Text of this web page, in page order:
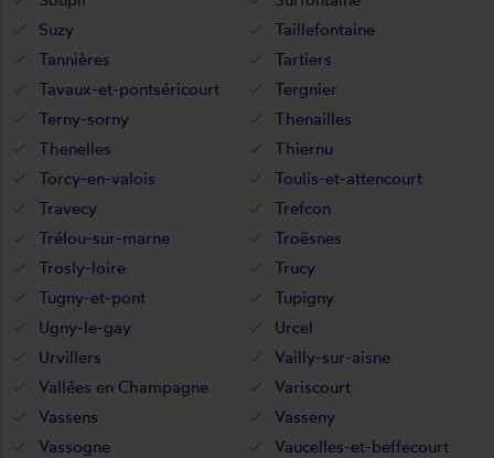
Suzy
Taillefontaine
Tannières
Tartiers
Tavaux-et-pontséricourt
Tergnier
Terny-sorny
Thenailles
Thenelles
Thiernu
Torcy-en-valois
Toulis-et-attencourt
Travecy
Trefcon
Trélou-sur-marne
Troësnes
Trosly-loire
Trucy
Tugny-et-pont
Tupigny
Ugny-le-gay
Urcel
Urvillers
Vailly-sur-aisne
Vallées en Champagne
Variscourt
Vassens
Vasseny
Vassogne
Vaucelles-et-beffecourt